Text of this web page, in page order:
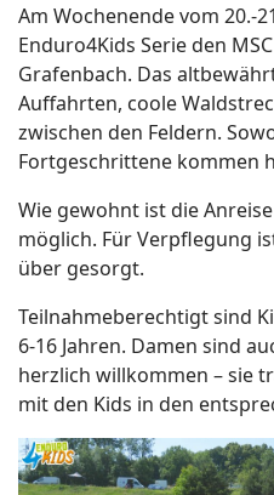
Am Wochenende vom 20.-
Enduro4Kids Serie den
Grafenbach. Das
Auffahrten, coole
zwischen den Feldern.
Fortgeschrittene kommen
Wie gewohnt ist die
möglich. Für Verpflegung
über gesorgt.
Teilnahmeberechtigt sind
6-16 Jahren. Damen sind
herzlich willkommen – sie
mit den Kids in den